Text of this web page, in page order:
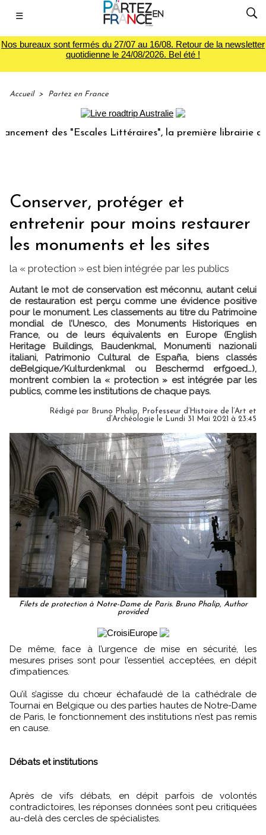
☰
Nos bureaux sont fermés du 27/07 au 16/08. Retour de la newsletter
quotidienne le 24/08/2026. Bel été !
Accueil > Partez en France
des "Escales Littéraires", la première librairie du voyage
Conserver, protéger et
entretenir pour moins restaurer
les monuments et les sites
la « protection » est bien intégrée par les publics
Autant le mot de conservation est méconnu, autant celui
de restauration est perçu comme une évidence positive
pour le monument. Les classements au titre du Patrimoine
mondial de l’Unesco, des Monuments Historiques en
France, ou de leurs équivalents en Europe (English
Heritage Buildings, Baudenkmal, Monumenti nazionali
italiani, Patrimonio Cultural de España, biens classés
deBelgique/Kulturdenkmal ou Beschermd erfgoed…),
montrent combien la « protection » est intégrée par les
publics, comme les institutions de chaque pays.
Rédigé par Bruno Phalip, Professeur d’Histoire de l’Art et
d’Archéologie le Lundi 31 Mai 2021 à 23:45
Filets de protection à Notre-Dame de Paris. Bruno Phalip, Author
provided
De même, face à l’urgence de mise en sécurité, les
mesures prises sont pour l’essentiel acceptées, en dépit
d’impatiences.
Qu’il s’agisse du chœur échafaudé de la cathédrale de
Tournai en Belgique ou des parties hautes de Notre-Dame
de Paris, le fonctionnement des institutions n’est pas remis
en cause.
Débats et institutions
Après de vifs débats, en dépit parfois de volontés
contradictoires, les réponses données sont peu critiquées
au-delà des cercles de spécialistes.